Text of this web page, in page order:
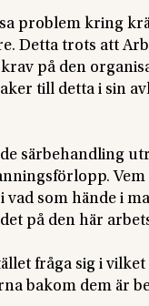
problem kring
Detta trots att
på den
till detta i sin
särbehandling
vad som hände i
på den här
fråga sig i
bakom dem är